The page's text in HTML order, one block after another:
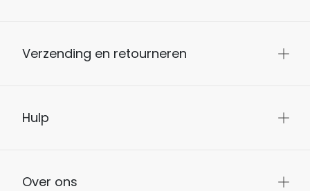
Verzending en retourneren
Hulp
Over ons